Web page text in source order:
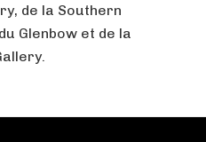
de la Southern
Glenbow et de la